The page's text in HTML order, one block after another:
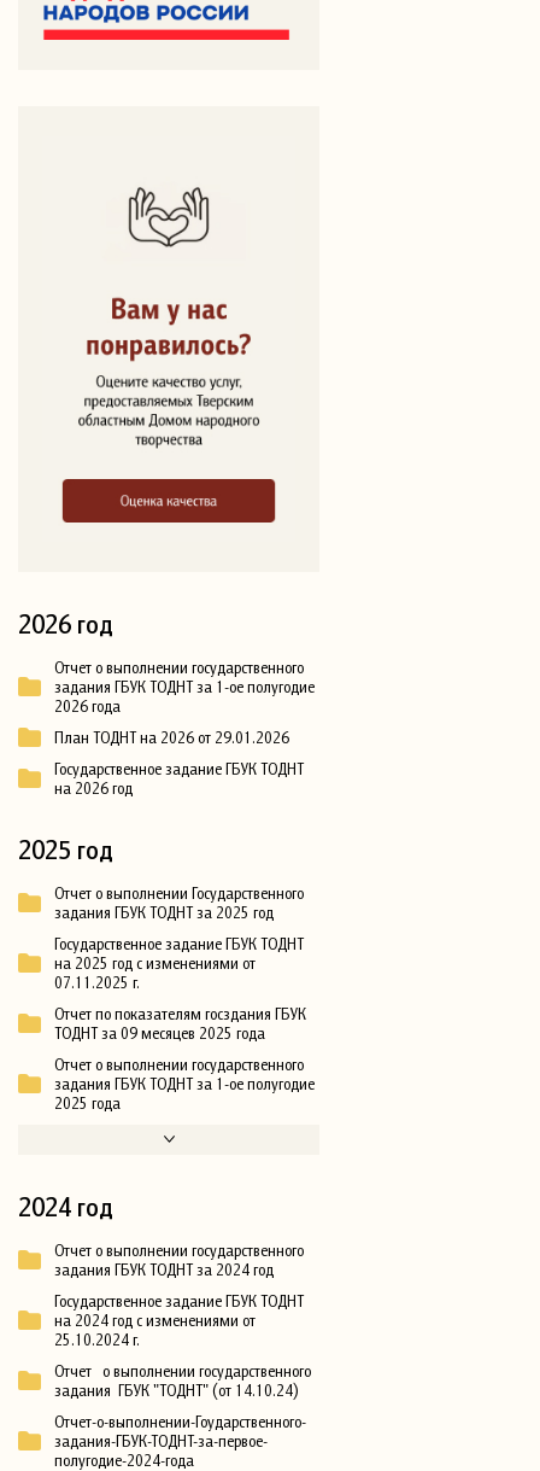
2026 год
Отчет о выполнении государственного
задания ГБУК ТОДНТ за 1-ое полугодие
2026 года
План ТОДНТ на 2026 от 29.01.2026
Государственное задание ГБУК ТОДНТ
на 2026 год
2025 год
Отчет о выполнении Государственного
задания ГБУК ТОДНТ за 2025 год
Государственное задание ГБУК ТОДНТ
на 2025 год с изменениями от
07.11.2025 г.
Отчет по показателям госздания ГБУК
ТОДНТ за 09 месяцев 2025 года
Отчет о выполнении государственного
задания ГБУК ТОДНТ за 1-ое полугодие
2025 года
2024 год
Отчет о выполнении государственного
задания ГБУК ТОДНТ за 2024 год
Государственное задание ГБУК ТОДНТ
на 2024 год с изменениями от
25.10.2024 г.
Отчет о выполнении государственного
задания ГБУК "ТОДНТ" (от 14.10.24)
Отчет-о-выполнении-Гоударственного-
задания-ГБУК-ТОДНТ-за-первое-
полугодие-2024-года